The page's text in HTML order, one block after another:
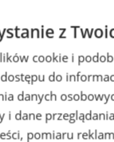
z
cookie i
do
danych
i dane
pomiaru